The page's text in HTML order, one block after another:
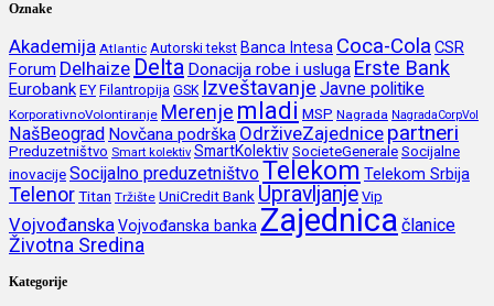
Oznake
Akademija Atlantic Autorski tekst Banca Intesa Coca-Cola CSR
Forum Delhaize Delta Donacija robe i usluga Erste Bank
EurobankEY Filantropija GSK Izveštavanje Javne politike
KorporativnoVolontiranje Merenje mladi MSP Nagrada NagradaCorpVol
NašBeograd Novčana podrška OdrživeZajednice partneri
Preduzetništvo Smart kolektiv SmartKolektivSocieteGeneraleSocijalne
inovacijeSocijalno preduzetništvoTelekom Telekom Srbija
TelenorTitan Tržište UniCredit Bank Upravljanje Vip
VojvođanskaVojvođanska banka Zajednica članice
Životna Sredina
Kategorije